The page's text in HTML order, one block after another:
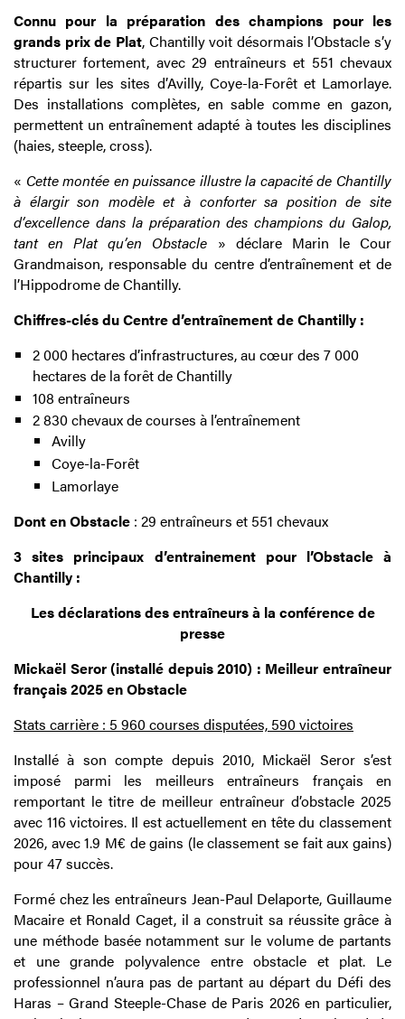
Connu pour la préparation des champions pour les
grands prix de Plat, Chantilly voit désormais l’Obstacle s’y
structurer fortement, avec 29 entraîneurs et 551 chevaux
répartis sur les sites d’Avilly, Coye-la-Forêt et Lamorlaye.
Des installations complètes, en sable comme en gazon,
permettent un entraînement adapté à toutes les disciplines
(haies, steeple, cross).
« Cette montée en puissance illustre la capacité de Chantilly
à élargir son modèle et à conforter sa position de site
d’excellence dans la préparation des champions du Galop,
tant en Plat qu’en Obstacle » déclare Marin le Cour
Grandmaison, responsable du centre d’entraînement et de
l’Hippodrome de Chantilly.
Chiffres-clés du Centre d’entraînement de Chantilly :
2 000 hectares d’infrastructures, au cœur des 7 000
hectares de la forêt de Chantilly
108 entraîneurs
2 830 chevaux de courses à l’entraînement
Avilly
Coye-la-Forêt
Lamorlaye
Dont en Obstacle : 29 entraîneurs et 551 chevaux
3 sites principaux d’entrainement pour l’Obstacle à
Chantilly :
Les déclarations des entraîneurs à la conférence de
presse
Mickaël Seror (installé depuis 2010) : Meilleur entraîneur
français 2025 en Obstacle
Stats carrière : 5 960 courses disputées, 590 victoires
Installé à son compte depuis 2010, Mickaël Seror s’est
imposé parmi les meilleurs entraîneurs français en
remportant le titre de meilleur entraîneur d’obstacle 2025
avec 116 victoires. Il est actuellement en tête du classement
2026, avec 1.9 M€ de gains (le classement se fait aux gains)
pour 47 succès.
Formé chez les entraîneurs Jean-Paul Delaporte, Guillaume
Macaire et Ronald Caget, il a construit sa réussite grâce à
une méthode basée notamment sur le volume de partants
et une grande polyvalence entre obstacle et plat. Le
professionnel n’aura pas de partant au départ du Défi des
Haras – Grand Steeple-Chase de Paris 2026 en particulier,